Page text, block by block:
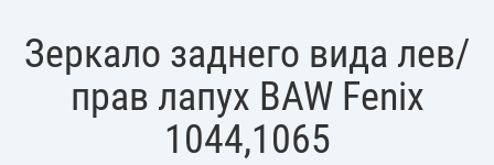
Зеркало заднего вида лев/
прав лапух BAW Fenix
1044,1065